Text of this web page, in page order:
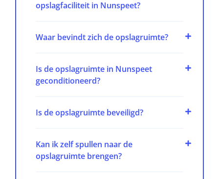
opslagfaciliteit in Nunspeet?
Waar bevindt zich de opslagruimte?
Is de opslagruimte in Nunspeet
geconditioneerd?
Is de opslagruimte beveiligd?
Kan ik zelf spullen naar de
opslagruimte brengen?